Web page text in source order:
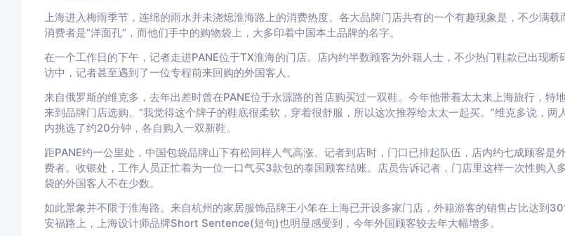
上海进入梅雨季节，连绵的雨水并未浇熄淮海路上的消费热度。各大品牌门店共有的一个有趣现象是，不少满载
消费者是“洋面孔”，而他们手中的购物袋上，大多印着中国本土品牌的名字。
在一个工作日的下午，记者走进PANE位于TX淮海的门店。店内约半数顾客为外籍人士，不少热门鞋款已出现断
访中，记者甚至遇到了一位专程前来回购的外国客人。
来自俄罗斯的维克多，去年出差时曾在PANE位于永源路的首店购买过一双鞋。今年他带着太太来上海旅行，特
来到品牌门店选购。“我觉得这个牌子的鞋底很柔软，穿着很舒服，所以这次推荐给太太一起买。”维克多说，两
内挑选了约20分钟，各自购入一双新鞋。
距PANE约一公里处，中国包袋品牌山下有松同样人气高涨。记者到店时，门口已排起队伍，店内约七成顾客是
费者。收银处，工作人员正忙着为一位一口气买3款包的泰国顾客结账。店员告诉记者，门店里这样一次性购入
袋的外国客人不在少数。
如此景象并不限于淮海路。来自杭州的家居服饰品牌王小笨在上海已开设多家门店，外籍游客的销售占比达到
安福路上，上海设计师品牌Short Sentence(短句)也明显感受到，今年外国顾客较去年大幅增多。